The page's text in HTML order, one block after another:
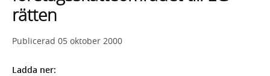
rätten
Publicerad 05 oktober 2000
Ladda ner: